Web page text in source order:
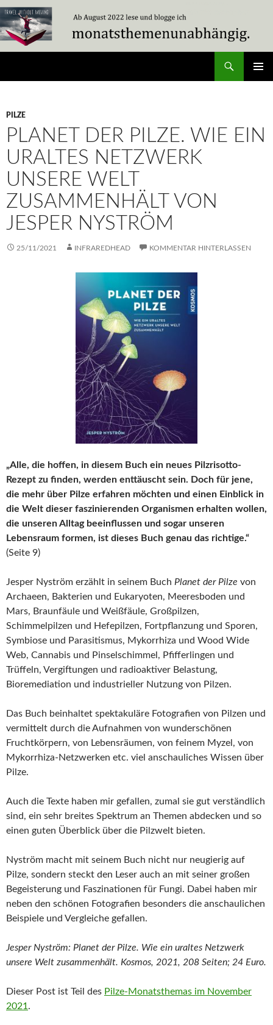
Zum
Inhalt
springen
PILZE
PLANET DER PILZE. WIE EIN
URALTES NETZWERK
UNSERE WELT
ZUSAMMENHÄLT VON
JESPER NYSTRÖM
25/11/2021 INFRAREDHEAD KOMMENTAR HINTERLASSEN
„Alle, die hoffen, in diesem Buch ein neues Pilzrisotto-
Rezept zu finden, werden enttäuscht sein. Doch für jene,
die mehr über Pilze erfahren möchten und einen Einblick in
die Welt dieser faszinierenden Organismen erhalten wollen,
die unseren Alltag beeinflussen und sogar unseren
Lebensraum formen, ist dieses Buch genau das richtige.“
(Seite 9)
Jesper Nyström erzählt in seinem Buch Planet der Pilze von
Archaeen, Bakterien und Eukaryoten, Meeresboden und
Mars, Braunfäule und Weißfäule, Großpilzen,
Schimmelpilzen und Hefepilzen, Fortpflanzung und Sporen,
Symbiose und Parasitismus, Mykorrhiza und Wood Wide
Web, Cannabis und Pinselschimmel, Pfifferlingen und
Trüffeln, Vergiftungen und radioaktiver Belastung,
Bioremediation und industrieller Nutzung von Pilzen.
Das Buch beinhaltet spektakuläre Fotografien von Pilzen und
vermittelt durch die Aufnahmen von wunderschönen
Fruchtkörpern, von Lebensräumen, von feinem Myzel, von
Mykorrhiza-Netzwerken etc. viel anschauliches Wissen über
Pilze.
Auch die Texte haben mir gefallen, zumal sie gut verständlich
sind, ein sehr breites Spektrum an Themen abdecken und so
einen guten Überblick über die Pilzwelt bieten.
Nyström macht mit seinem Buch nicht nur neugierig auf
Pilze, sondern steckt den Leser auch an mit seiner großen
Begeisterung und Faszinationen für Fungi. Dabei haben mir
neben den schönen Fotografien besonders die anschaulichen
Beispiele und Vergleiche gefallen.
Jesper Nyström: Planet der Pilze. Wie ein uraltes Netzwerk
unsere Welt zusammenhält. Kosmos, 2021, 208 Seiten; 24 Euro.
Dieser Post ist Teil des Pilze-Monatsthemas im November
2021 .